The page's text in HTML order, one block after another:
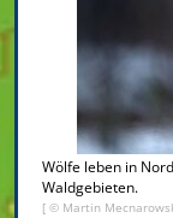
Wölfe leben in
Waldgebieten.
[ © Martin